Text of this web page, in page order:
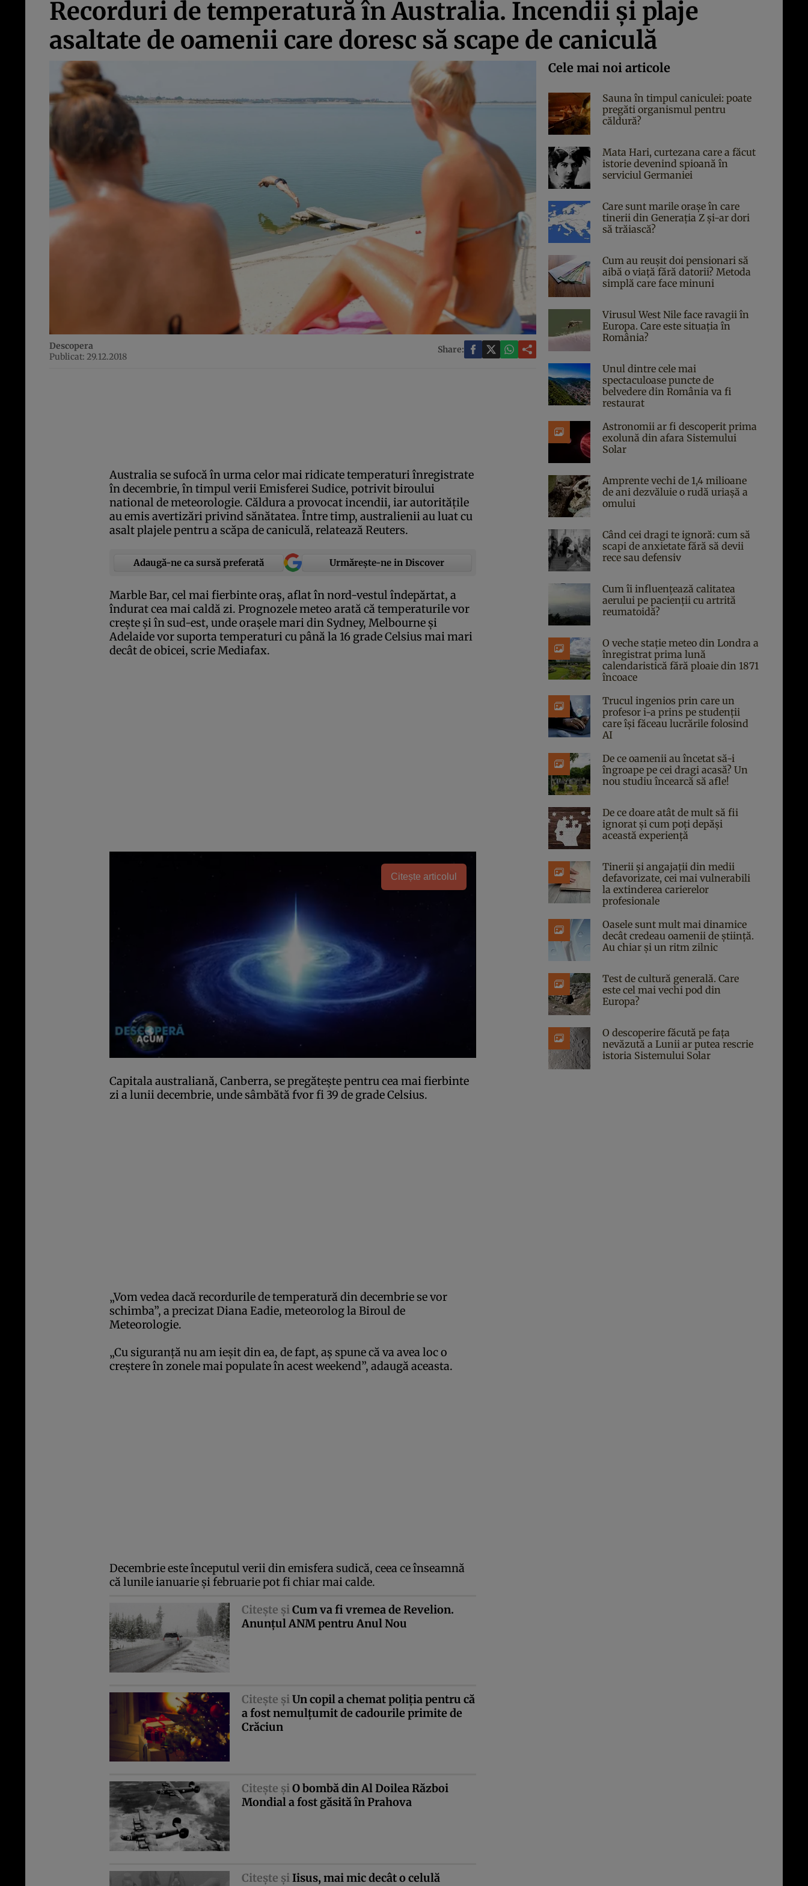
Recorduri de temperatură în Australia. Incendii şi plaje
asaltate de oamenii care doresc să scape de caniculă
Descopera
Publicat: 29.12.2018
Share:
Australia se sufocă în urma celor mai ridicate temperaturi înregistrate
în decembrie, în timpul verii Emisferei Sudice, potrivit biroului
national de meteorologie. Căldura a provocat incendii, iar autorităţile
au emis avertizări privind sănătatea. Între timp, australienii au luat cu
asalt plajele pentru a scăpa de caniculă, relatează Reuters.
Adaugă-ne ca sursă preferată Urmărește-ne in Discover
Marble Bar, cel mai fierbinte oraş, aflat în nord-vestul îndepărtat, a
îndurat cea mai caldă zi. Prognozele meteo arată că temperaturile vor
creşte şi în sud-est, unde oraşele mari din Sydney, Melbourne şi
Adelaide vor suporta temperaturi cu până la 16 grade Celsius mai mari
decât de obicei, scrie Mediafax.
Citește articolul
Capitala australiană, Canberra, se pregăteşte pentru cea mai fierbinte
zi a lunii decembrie, unde sâmbătă fvor fi 39 de grade Celsius.
„Vom vedea dacă recordurile de temperatură din decembrie se vor
schimba”, a precizat Diana Eadie, meteorolog la Biroul de
Meteorologie.
„Cu siguranţă nu am ieşit din ea, de fapt, aş spune că va avea loc o
creştere în zonele mai populate în acest weekend”, adaugă aceasta.
Decembrie este începutul verii din emisfera sudică, ceea ce înseamnă
că lunile ianuarie şi februarie pot fi chiar mai calde.
Citeşte şiCum va fi vremea de Revelion.
Anunţul ANM pentru Anul Nou
Citeşte şi Un copil a chemat poliţia pentru că
a fost nemulţumit de cadourile primite de
Crăciun
Citeşte şiO bombă din Al Doilea Război
Mondial a fost găsită în Prahova
Citeşte şiIisus, mai mic decât o celulă
Cele mai noi articole
Sauna în timpul caniculei: poate
pregăti organismul pentru
căldură?
Mata Hari, curtezana care a făcut
istorie devenind spioană în
serviciul Germaniei
Care sunt marile orașe în care
tinerii din Generația Z și-ar dori
să trăiască?
Cum au reușit doi pensionari să
aibă o viață fără datorii? Metoda
simplă care face minuni
Virusul West Nile face ravagii în
Europa. Care este situația în
România?
Unul dintre cele mai
spectaculoase puncte de
belvedere din România va fi
restaurat
Astronomii ar fi descoperit prima
exolună din afara Sistemului
Solar
Amprente vechi de 1,4 milioane
de ani dezvăluie o rudă uriașă a
omului
Când cei dragi te ignoră: cum să
scapi de anxietate fără să devii
rece sau defensiv
Cum îi influențează calitatea
aerului pe pacienții cu artrită
reumatoidă?
O veche stație meteo din Londra a
înregistrat prima lună
calendaristică fără ploaie din 1871
încoace
Trucul ingenios prin care un
profesor i-a prins pe studenții
care își făceau lucrările folosind
AI
De ce oamenii au încetat să-i
îngroape pe cei dragi acasă? Un
nou studiu încearcă să afle!
De ce doare atât de mult să fii
ignorat și cum poți depăși
această experiență
Tinerii și angajații din medii
defavorizate, cei mai vulnerabili
la extinderea carierelor
profesionale
Oasele sunt mult mai dinamice
decât credeau oamenii de știință.
Au chiar și un ritm zilnic
Test de cultură generală. Care
este cel mai vechi pod din
Europa?
O descoperire făcută pe fața
nevăzută a Lunii ar putea rescrie
istoria Sistemului Solar